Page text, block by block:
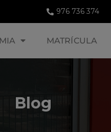
976 736 374
MATRÍCULA
Blog